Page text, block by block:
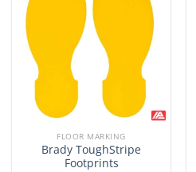
FLOOR MARKING
Brady ToughStripe
Footprints